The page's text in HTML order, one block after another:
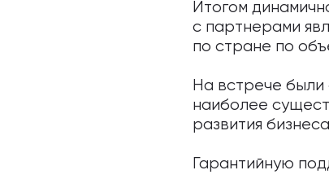
Итогом
с партнерами
по стране по
На встрече были
наиболее
развития
Гарантийную